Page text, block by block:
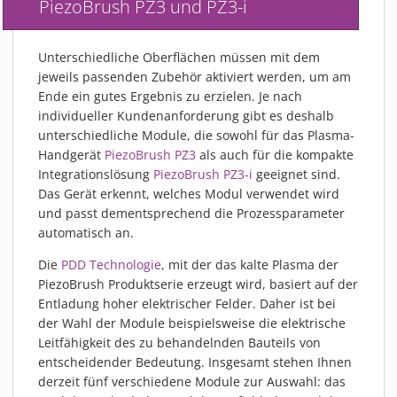
PIEZOBRUSH PZ3-I
PLASMABRUSH PB3
PLASMABRUSH PB3 INTEGRATION
PLASMATOOL
KONZEPTE
IMPLAPREP
DOWNLOADS
ANWENDUNGEN
DRUCKVORBEHANDLUNG
FEINSTREINIGUNG
LACKIEREN
PLASMAAKTIVIERUNG
VERKLEBEN
PiezoBrush PZ3 und PZ3-i
Unterschiedliche Oberflächen müssen mit dem
jeweils passenden Zubehör aktiviert werden, um am
Ende ein gutes Ergebnis zu erzielen. Je nach
individueller Kundenanforderung gibt es deshalb
unterschiedliche Module, die sowohl für das Plasma-
Handgerät PiezoBrush PZ3 als auch für die kompakte
Integrationslösung PiezoBrush PZ3-i geeignet sind.
Das Gerät erkennt, welches Modul verwendet wird
und passt dementsprechend die Prozessparameter
automatisch an.
Die PDD Technologie, mit der das kalte Plasma der
PiezoBrush Produktserie erzeugt wird, basiert auf der
Entladung hoher elektrischer Felder. Daher ist bei
der Wahl der Module beispielsweise die elektrische
Leitfähigkeit des zu behandelnden Bauteils von
entscheidender Bedeutung. Insgesamt stehen Ihnen
derzeit fünf verschiedene Module zur Auswahl: das